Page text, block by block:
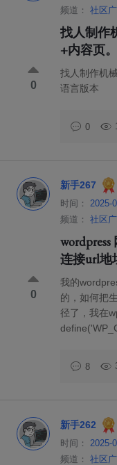
频道：
社区
找人制作
+内容页
0
找人制作机
语言版本
0
新手267
时间：
2025-
频道：
社区
连接url地
0
我的
的，如何把
径了，我在
8
新手262
时间：
2025-
频道：
社区